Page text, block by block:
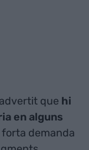
que hi
en alguns
forta demanda